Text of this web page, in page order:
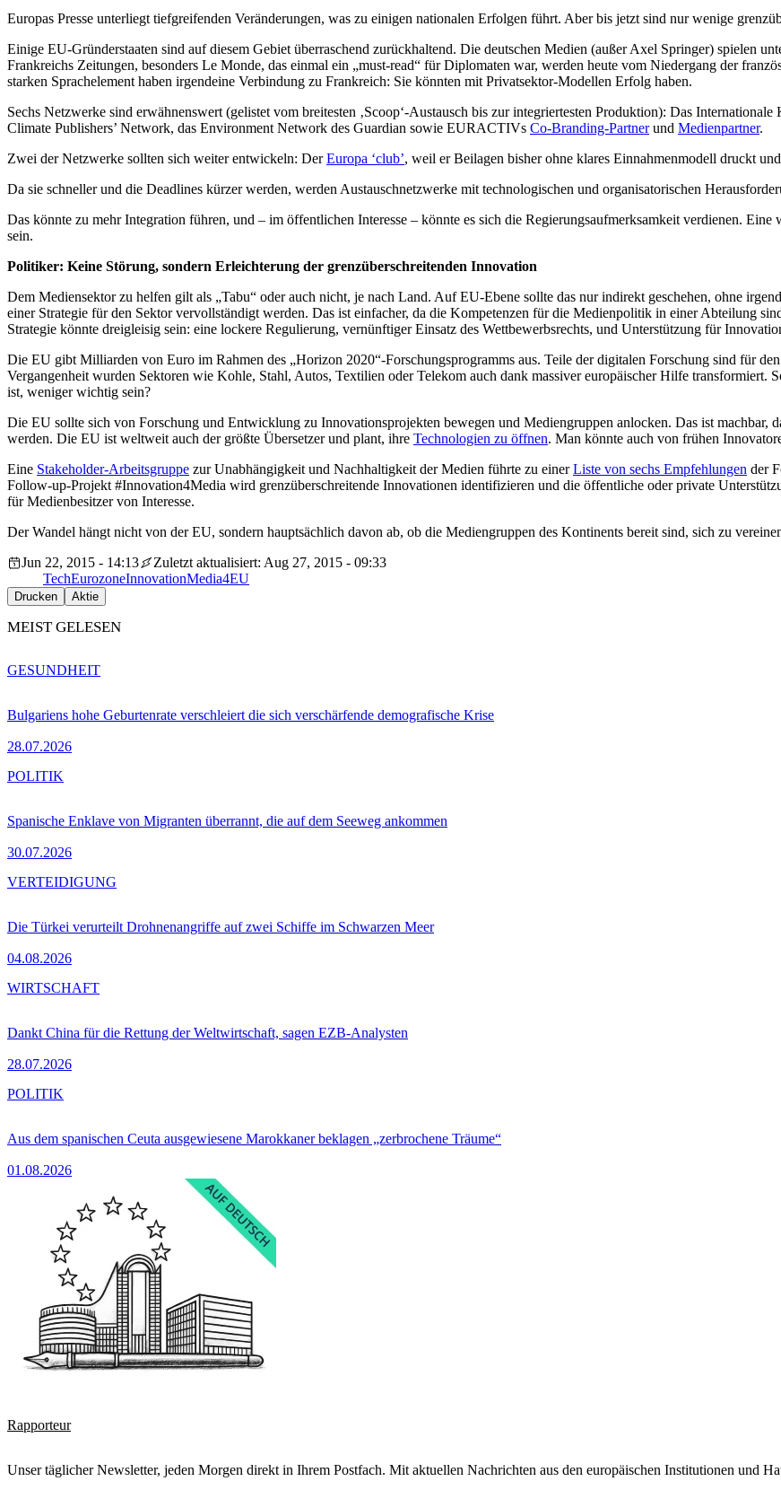
Europas Presse unterliegt tiefgreifenden Veränderungen, was zu einigen nationalen Erfolgen führt. Aber bis jetzt sind nur wenige
Einige EU-Gründerstaaten sind auf diesem Gebiet überraschend zurückhaltend. Die deutschen Medien (außer Axel Springer) spielen
Frankreichs Zeitungen, besonders Le Monde, das einmal ein „must-read“ für Diplomaten war, werden heute vom Niedergang der
starken Sprachelement haben irgendeine Verbindung zu Frankreich: Sie könnten mit Privatsektor-Modellen Erfolg haben.
Sechs Netzwerke sind erwähnenswert (gelistet vom breitesten ‚Scoop‘-Austausch bis zur integriertesten Produktion): Das
Climate Publishers’ Network, das Environment Network des Guardian sowie EURACTIVs Co-Branding-Partnerund Medienpartner.
Zwei der Netzwerke sollten sich weiter entwickeln: DerEuropa ‘club’, weil er Beilagen bisher ohne klares Einnahmenmodell druckt
Da sie schneller und die Deadlines kürzer werden, werden Austauschnetzwerke mit technologischen und organisatorischen
Das könnte zu mehr Integration führen, und – im öffentlichen Interesse – könnte es sich die Regierungsaufmerksamkeit verdienen.
sein.
Politiker: Keine Störung, sondern Erleichterung der grenzüberschreitenden Innovation
Dem Mediensektor zu helfen gilt als „Tabu“ oder auch nicht, je nach Land. Auf EU-Ebene sollte das nur indirekt geschehen, ohne
einer Strategie für den Sektor vervollständigt werden. Das ist einfacher, da die Kompetenzen für die Medienpolitik in einer Abteilung
Strategie könnte dreigleisig sein: eine lockere Regulierung, vernünftiger Einsatz des Wettbewerbsrechts, und Unterstützung für
Die EU gibt Milliarden von Euro im Rahmen des „Horizon 2020“-Forschungsprogramms aus. Teile der digitalen Forschung sind für
Vergangenheit wurden Sektoren wie Kohle, Stahl, Autos, Textilien oder Telekom auch dank massiver europäischer Hilfe transformiert.
ist, weniger wichtig sein?
Die EU sollte sich von Forschung und Entwicklung zu Innovationsprojekten bewegen und Mediengruppen anlocken. Das ist machbar,
werden. Die EU ist weltweit auch der größte Übersetzer und plant, ihre Technologien zu öffnen. Man könnte auch von frühen
Eine Stakeholder-Arbeitsgruppe zur Unabhängigkeit und Nachhaltigkeit der Medien führte zu einerListe von sechs Empfehlungen der
Follow-up-Projekt #Innovation4Media wird grenzüberschreitende Innovationen identifizieren und die öffentliche oder private
für Medienbesitzer von Interesse.
Der Wandel hängt nicht von der EU, sondern hauptsächlich davon ab, ob die Mediengruppen des Kontinents bereit sind, sich zu
Jun 22, 2015 - 14:13
Zuletzt aktualisiert: Aug 27, 2015 - 09:33
TechEurozoneInnovationMedia4EU
Drucken Aktie
MEIST GELESEN
Bulgariens hohe Geburtenrate verschleiert die sich verschärfende demografische Krise
28.07.2026
GESUNDHEIT
Spanische Enklave von Migranten überrannt, die auf dem Seeweg ankommen
30.07.2026
POLITIK
Die Türkei verurteilt Drohnenangriffe auf zwei Schiffe im Schwarzen Meer
04.08.2026
VERTEIDIGUNG
Dankt China für die Rettung der Weltwirtschaft, sagen EZB-Analysten
28.07.2026
WIRTSCHAFT
Aus dem spanischen Ceuta ausgewiesene Marokkaner beklagen „zerbrochene Träume“
01.08.2026
POLITIK
Rapporteur
Unser täglicher Newsletter, jeden Morgen direkt in Ihrem Postfach. Mit aktuellen Nachrichten aus den europäischen Institutionen und